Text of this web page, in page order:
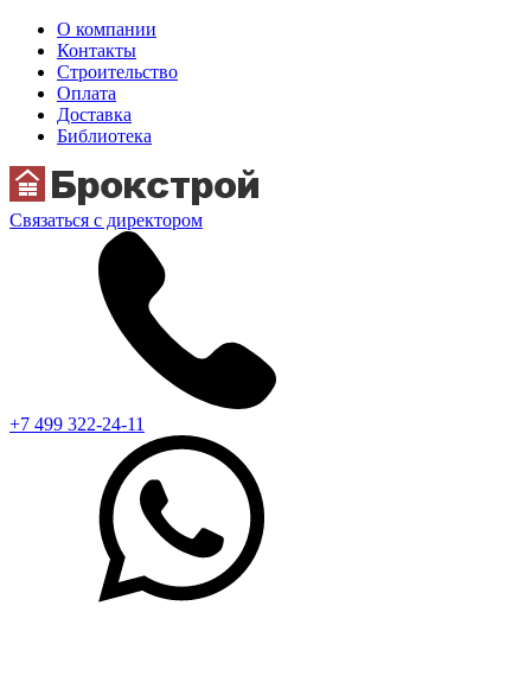
О компании
Контакты
Строительство
Оплата
Доставка
Библиотека
Связаться с директором
+7 499 322-24-11